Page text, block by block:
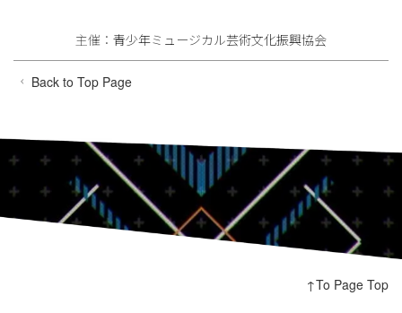
主催： 青少年ミュージカル芸術文化振興協会
Back to Top Page
↑To Page Top